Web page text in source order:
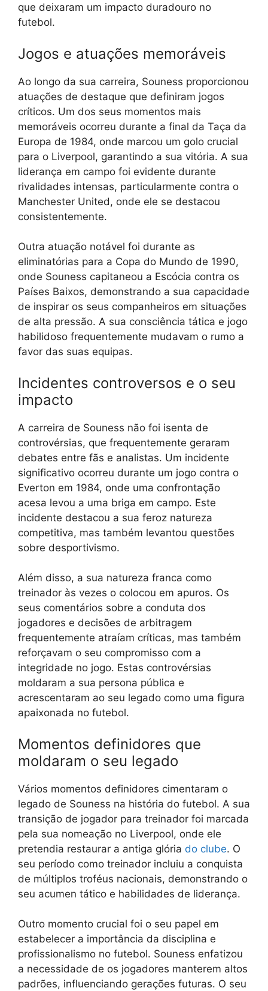
que deixaram um impacto duradouro no
futebol.
Jogos e atuações memoráveis
Ao longo da sua carreira, Souness proporcionou
atuações de destaque que definiram jogos
críticos. Um dos seus momentos mais
memoráveis ocorreu durante a final da Taça da
Europa de 1984, onde marcou um golo crucial
para o Liverpool, garantindo a sua vitória. A sua
liderança em campo foi evidente durante
rivalidades intensas, particularmente contra o
Manchester United, onde ele se destacou
consistentemente.
Outra atuação notável foi durante as
eliminatórias para a Copa do Mundo de 1990,
onde Souness capitaneou a Escócia contra os
Países Baixos, demonstrando a sua capacidade
de inspirar os seus companheiros em situações
de alta pressão. A sua consciência tática e jogo
habilidoso frequentemente mudavam o rumo a
favor das suas equipas.
Incidentes controversos e o seu
impacto
A carreira de Souness não foi isenta de
controvérsias, que frequentemente geraram
debates entre fãs e analistas. Um incidente
significativo ocorreu durante um jogo contra o
Everton em 1984, onde uma confrontação
acesa levou a uma briga em campo. Este
incidente destacou a sua feroz natureza
competitiva, mas também levantou questões
sobre desportivismo.
Além disso, a sua natureza franca como
treinador às vezes o colocou em apuros. Os
seus comentários sobre a conduta dos
jogadores e decisões de arbitragem
frequentemente atraíam críticas, mas também
reforçavam o seu compromisso com a
integridade no jogo. Estas controvérsias
moldaram a sua persona pública e
acrescentaram ao seu legado como uma figura
apaixonada no futebol.
Momentos definidores que
moldaram o seu legado
Vários momentos definidores cimentaram o
legado de Souness na história do futebol. A sua
transição de jogador para treinador foi marcada
pela sua nomeação no Liverpool, onde ele
pretendia restaurar a antiga glória do clube. O
seu período como treinador incluiu a conquista
de múltiplos troféus nacionais, demonstrando o
seu acumen tático e habilidades de liderança.
Outro momento crucial foi o seu papel em
estabelecer a importância da disciplina e
profissionalismo no futebol. Souness enfatizou
a necessidade de os jogadores manterem altos
padrões, influenciando gerações futuras. O seu